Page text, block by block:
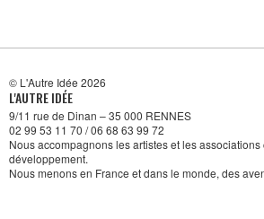
© L'Autre Idée 2026
L'AUTRE IDÉE
9/11 rue de Dinan – 35 000 RENNES
02 99 53 11 70 / 06 68 63 99 72
Nous accompagnons les artistes et les
développement.
Nous menons en France et dans le monde, des